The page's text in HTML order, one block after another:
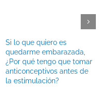
Si lo que quiero es
quedarme embarazada,
¿Por qué tengo que tomar
anticonceptivos antes de
la estimulación?